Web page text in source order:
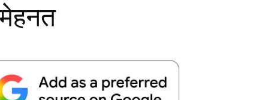
Telegram Copy URL